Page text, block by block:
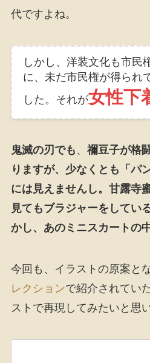
代ですよね。
しかし、洋装文化も市民
に、未だ市民権が得られ
した。それが女性下
鬼滅の刃でも 、 禰󠄀豆子が格
りますが、少なくとも「パ
には見えませんし。甘露寺
見てもブラジャーをしてい
かし、あのミニスカートの
今回も、イラストの原案と
レクションで紹介されてい
ストで再現してみたいと思